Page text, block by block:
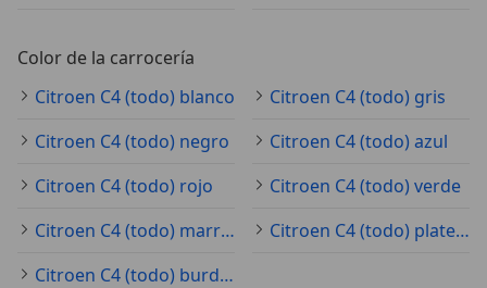
Color de la carrocería
Citroen C4 (todo) blanco
Citroen C4 (todo) gris
Citroen C4 (todo) negro
Citroen C4 (todo) azul
Citroen C4 (todo) rojo
Citroen C4 (todo) verde
Citroen C4 (todo) marrón
Citroen C4 (todo) plateado
Citroen C4 (todo) burdeos